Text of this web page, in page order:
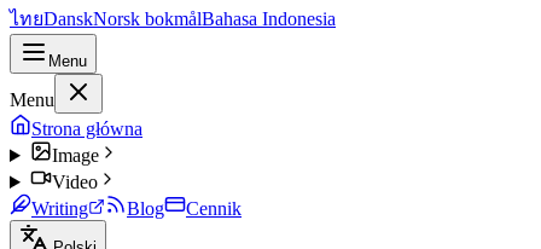
ไทยDanskNorsk bokmålBahasa Indonesia
Menu
Menu
Strona główna
Image
Video
Writing
Blog Cennik